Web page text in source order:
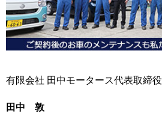
有限会社 田中モータース代表取締役
田中 敦